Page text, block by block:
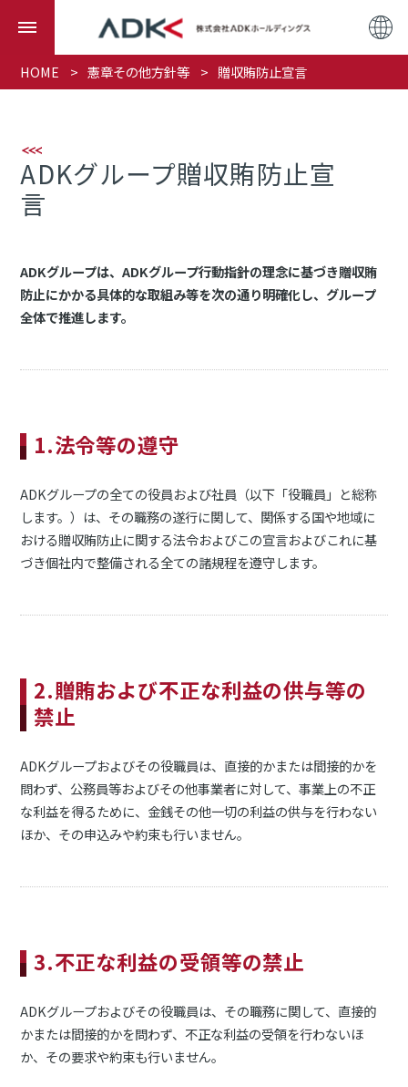
HOME 憲章その他方針等 贈収賄防止宣言
ADKグループ贈収賄防止宣
言
ADKグループは、ADKグループ行動指針の理念に基づき贈収賄
防止にかかる具体的な取組み等を次の通り明確化し、グループ
全体で推進します。
1.法令等の遵守
ADKグループの全ての役員および社員（以下「役職員」と総称
します。）は、その職務の遂行に関して、関係する国や地域に
おける贈収賄防止に関する法令およびこの宣言およびこれに基
づき個社内で整備される全ての諸規程を遵守します。
2.贈賄および不正な利益の供与等の
禁止
ADKグループおよびその役職員は、直接的かまたは間接的かを
問わず、公務員等およびその他事業者に対して、事業上の不正
な利益を得るために、金銭その他一切の利益の供与を行わない
ほか、その申込みや約束も行いません。
3.不正な利益の受領等の禁止
ADKグループおよびその役職員は、その職務に関して、直接的
かまたは間接的かを問わず、不正な利益の受領を行わないほ
か、その要求や約束も行いません。